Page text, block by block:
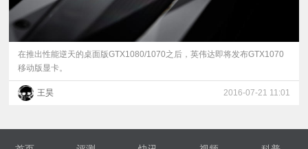
在推出性能逆天的桌面版GTX1080/1070之后，英伟达即将发布GTX1070
移动版显卡。
王昊 2016-07-21 11:01